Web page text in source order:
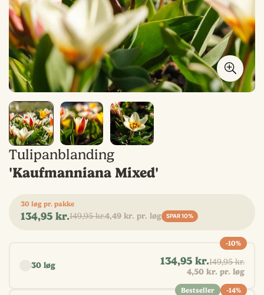
Tulipanblanding
'Kaufmanniana Mixed'
30 løg pr. pakke
Udsalgspris
134,95 kr.
Normal
149,95 kr.4,49 kr. pr. løg SPAR10%
30 løg 134,95 kr.149,95 kr.
4,50 kr. pr. løg
-10%
Bestseller -14%